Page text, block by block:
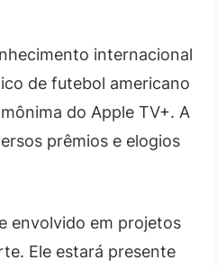
internacional
de futebol americano
do Apple TV+. A
prêmios e elogios
envolvido em projetos
Ele estará presente